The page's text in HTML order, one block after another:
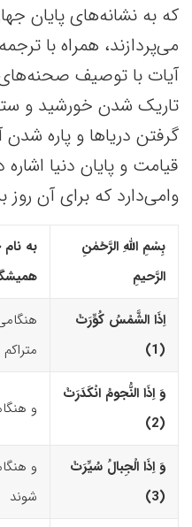
که به نشانه‌های پایان
می‌پردازند، همراه با
آیات با توصیف
تاریک شدن خورشید و
گرفتن دریاها و پاره
قیامت و پایان دنیا اشاره
وامی‌دارد که برای آن روز
بِسْمِ اللّهِ الرَّحْمٰنِ
الرَّحیمِ
به
اِذَا الشَّمْسُ کُوِّرَتْ
(1)‏
وَ اِذَا النُّجومُ انْکَدَرَتْ
(2)‏
و
وَ اِذَا الْجِبالُ سُیِّرَتْ
(3)‏
و
شوند